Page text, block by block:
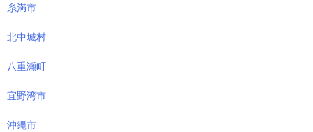
糸満市
北中城村
八重瀬町
宜野湾市
沖縄市